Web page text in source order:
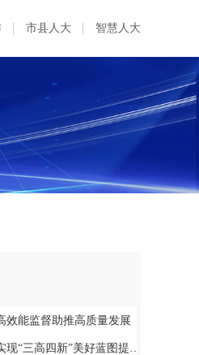
市县人大 智慧人大
效能监督助推高质量发展
高四新”美好蓝图提供坚实法治保障